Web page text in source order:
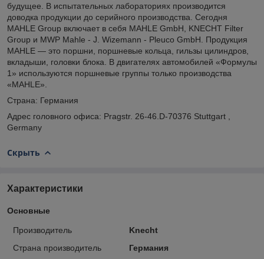
будущее. В испытательных лабораториях производится
доводка продукции до серийного производства. Сегодня
MAHLE Group включает в себя MAHLE GmbH, KNECHT Filter
Group и MWP Mahle - J. Wizemann - Pleuco GmbH. Продукция
MAHLE — это поршни, поршневые кольца, гильзы цилиндров,
вкладыши, головки блока. В двигателях автомобилей «Формулы
1» используются поршневые группы только производства
«MAHLE».
Страна: Германия
Адрес головного офиса: Pragstr. 26-46.D-70376 Stuttgart ,
Germany
Скрыть
Характеристики
Основные
Производитель
Knecht
Страна производитель
Германия